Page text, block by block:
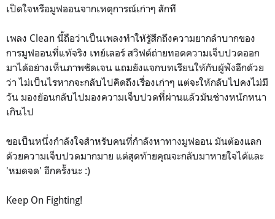
เปิดใจหรือมูฟออนจากเหตุการณ์เก่าๆ สักที
เพลง Clean นี้ถือว่าเป็นเพลงทำให้รู้สึกถึงความยากลำบากของ
การมูฟออนที่แท้จริง เทย์เลอร์ สวิฟต์ถ่ายทอดความเจ็บปวดออก
มาได้อย่างเห็นภาพชัดเจน แถมยังแจกบทเรียนให้กับผู้ฟังอีกด้วย
ว่า ไม่เป็นไรหากจะกลับไปคิดถึงเรื่องเก่าๆ แต่จะให้กลับไปคงไม่มี
วัน มองย้อนกลับไปมองความเจ็บปวดที่ผ่านแล้วมันช่างหนักหนา
เกินไป
ขอเป็นหนึ่งกำลังใจสำหรับคนที่กำลังหาทางมูฟออน มันต้องแลก
ด้วยความเจ็บปวดมากมาย แต่สุดท้ายคุณจะกลับมาหายใจได้และ
'หมดจด' อีกครั้งนะ :)
Keep On Fighting!